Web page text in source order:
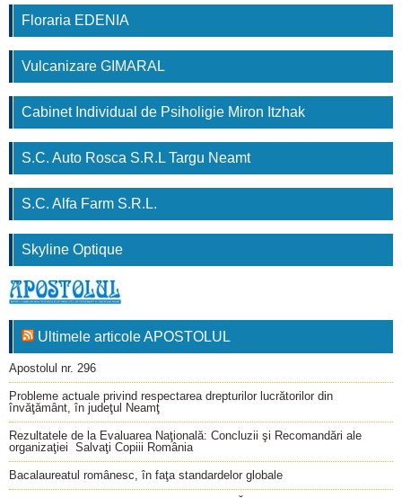
Floraria EDENIA
Vulcanizare GIMARAL
Cabinet Individual de Psiholigie Miron Itzhak
S.C. Auto Rosca S.R.L Targu Neamt
S.C. Alfa Farm S.R.L.
Skyline Optique
Ultimele articole APOSTOLUL
Apostolul nr. 296
Probleme actuale privind respectarea drepturilor lucrătorilor din
învăţământ, în judeţul Neamţ
Rezultatele de la Evaluarea Naţională: Concluzii şi Recomandări ale
organizaţiei Salvaţi Copiii România
Bacalaureatul românesc, în faţa standardelor globale